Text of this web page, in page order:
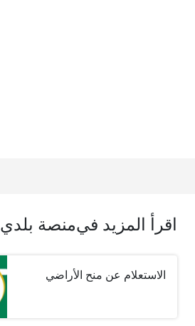
اقرأ المزيد فيمنصة بلدي
الاستعلام عن منح الأراضي